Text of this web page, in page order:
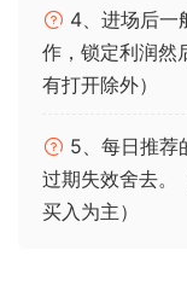
4、进场后一
作，锁定利润然
有打开除外）
5、每日推荐
过期失效舍去。
买入为主）